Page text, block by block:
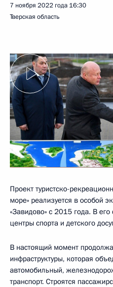
7 ноября 2022 года 16:30
Тверская область
Проект туристско-
море» реализуется в особой
«Завидово» с 2015 года. В его
центры спорта и детского
В настоящий момент
инфраструктуры, которая
автомобильный,
транспорт. Строятся